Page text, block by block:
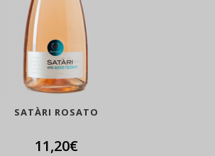
SATÀRI ROSATO
11,20€